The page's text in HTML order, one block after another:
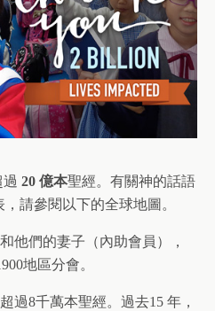
20 億本聖經。有關神的話語
請參閱以下的全球地圖。
他們的妻子（內助會員），
地區分會。
過8千萬本聖經。過去15 年，